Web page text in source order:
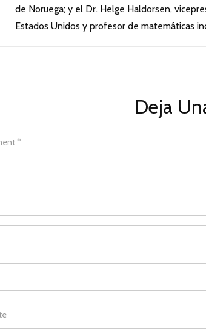
de Noruega; y el Dr. Helge Haldorsen,
Estados Unidos y profesor de matemáticas
Deja